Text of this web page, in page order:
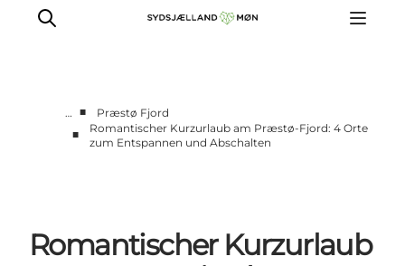
Erleben
Essen
Unterkunft
… ■
Præstø Fjord
■
Romantischer Kurzurlaub am Præstø-Fjord: 4 Orte
zum Entspannen und Abschalten
Romantischer Kurzurlaub